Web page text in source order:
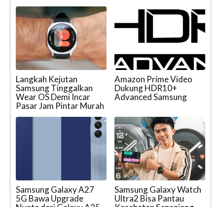
Langkah Kejutan
Samsung Tinggalkan
Wear OS Demi Incar
Pasar Jam Pintar Murah
Amazon Prime Video
Dukung HDR10+
Advanced Samsung
Samsung Galaxy A27
5G Bawa Upgrade
Samsung Galaxy Watch
Ultra2 Bisa Pantau